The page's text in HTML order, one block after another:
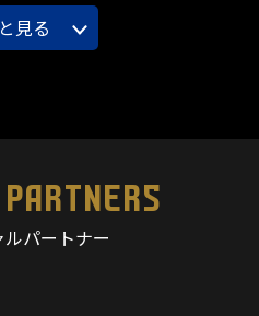
見る
パートナー